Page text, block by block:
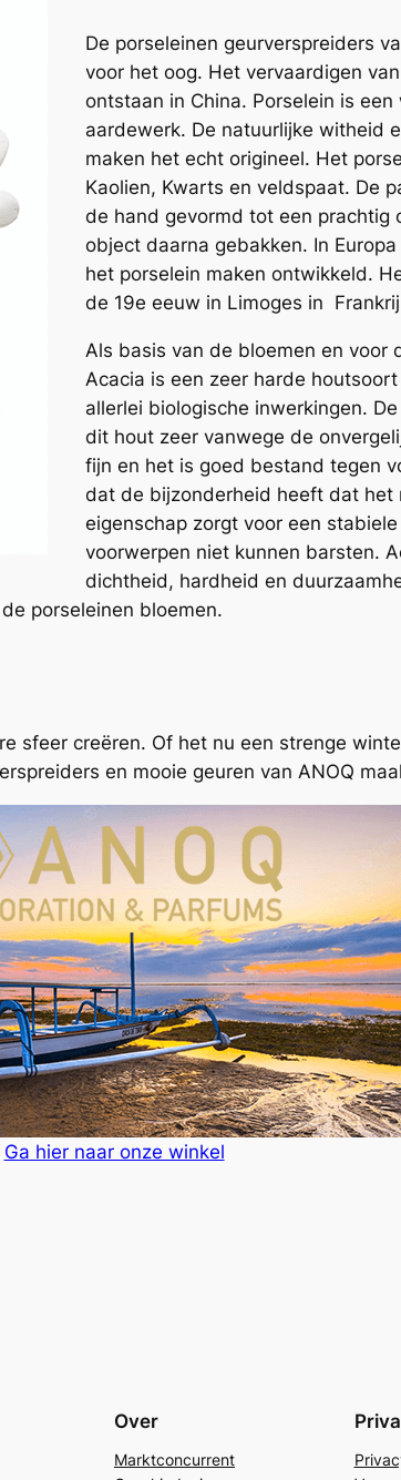
De porseleinen geurverspreiders
voor het oog. Het vervaardigen
ontstaan in China. Porselein is
aardewerk. De natuurlijke witheid
maken het echt origineel. Het
Kaolien, Kwarts en veldspaat. De
de hand gevormd tot een prachtig
object daarna gebakken. In
het porselein maken ontwikkeld.
de 19e eeuw in Limoges in
Als basis van de bloemen en
Acacia is een zeer harde
allerlei biologische inwerkingen.
dit hout zeer vanwege de
fijn en het is goed bestand tegen
dat de bijzonderheid heeft dat het
eigenschap zorgt voor een
voorwerpen niet kunnen barsten.
dichtheid, hardheid en
porseleinen bloemen.
sfeer creëren. Of het nu een strenge
en mooie geuren van ANOQ
Ga hier naar onze winkel
Over
Marktconcurrent